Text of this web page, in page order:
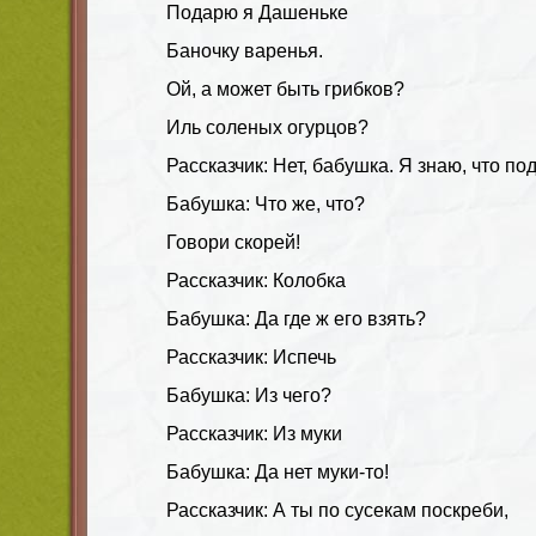
Подарю я Дашеньке
Баночку варенья.
Ой, а может быть грибков?
Иль соленых огурцов?
Рассказчик: Нет, бабушка. Я знаю, что
Бабушка: Что же, что?
Говори скорей!
Рассказчик: Колобка
Бабушка: Да где ж его взять?
Рассказчик: Испечь
Бабушка: Из чего?
Рассказчик: Из муки
Бабушка: Да нет муки-то!
Рассказчик: А ты по сусекам поскреби,